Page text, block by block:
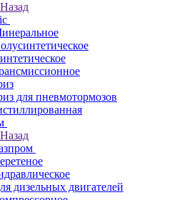
Назад
для пневмотормозов
Назад
дизельных двигателей